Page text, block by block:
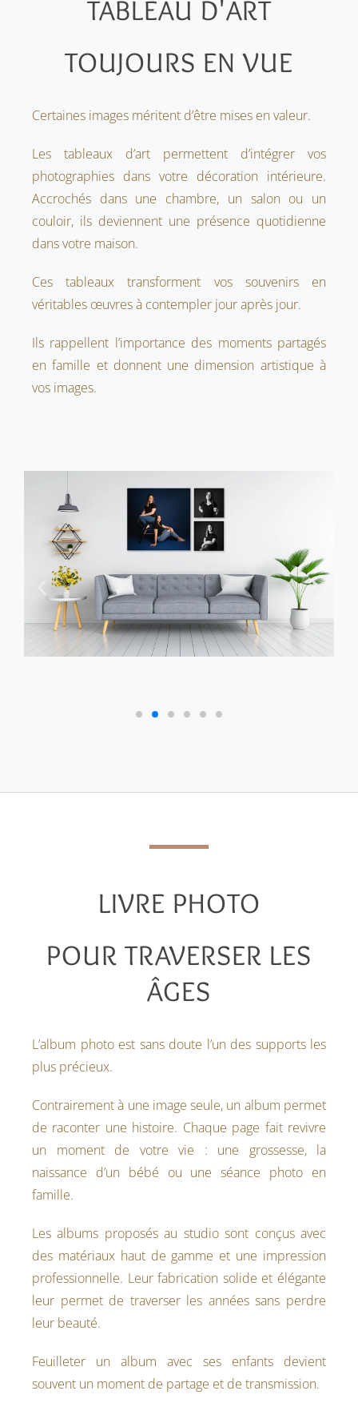
TABLEAU D'ART
TOUJOURS EN VUE
Certaines images méritent d’être mises en valeur.
Les tableaux d’art permettent d’intégrer vos
photographies dans votre décoration intérieure.
Accrochés dans une chambre, un salon ou un
couloir, ils deviennent une présence quotidienne
dans votre maison.
Ces tableaux transforment vos souvenirs en
véritables œuvres à contempler jour après jour.
Ils rappellent l’importance des moments partagés
en famille et donnent une dimension artistique à
vos images.
LIVRE PHOTO
POUR TRAVERSER LES
ÂGES
L’album photo est sans doute l’un des supports les
plus précieux.
Contrairement à une image seule, un album permet
de raconter une histoire. Chaque page fait revivre
un moment de votre vie : une grossesse, la
naissance d’un bébé ou une séance photo en
famille.
Les albums proposés au studio sont conçus avec
des matériaux haut de gamme et une impression
professionnelle. Leur fabrication solide et élégante
leur permet de traverser les années sans perdre
leur beauté.
Feuilleter un album avec ses enfants devient
souvent un moment de partage et de transmission.